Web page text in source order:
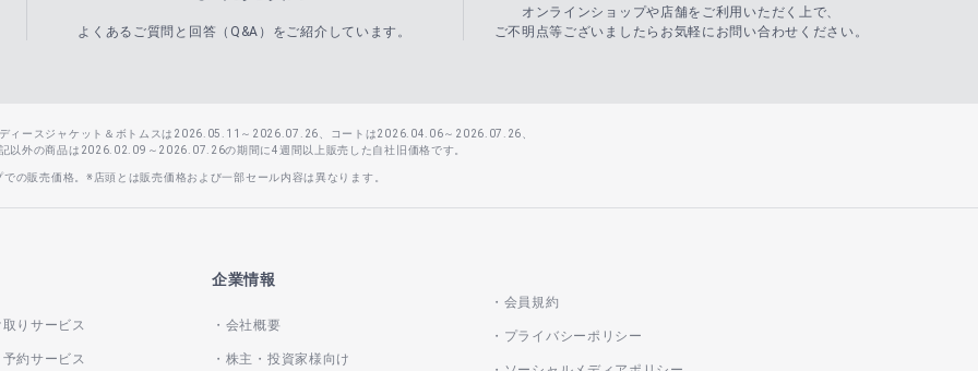
よくあるご質問と回答（Q&A）をご紹介しています。
オンラインショップや店舗をご利用いただく上で、
ご不明点等ございましたらお気軽にお問い合わせください。
ィースジャケット＆ボトムスは2026.05.11～2026.07.26、コートは2026.04.06～2026.07.26、
以外の商品は2026.02.09～2026.07.26の期間に4週間以上販売した自社旧価格です。
の販売価格。※店頭とは販売価格および一部セール内容は異なります。
りサービス
約サービス
企業情報
会社概要
株主・投資家様向け
会員規約
プライバシーポリシー